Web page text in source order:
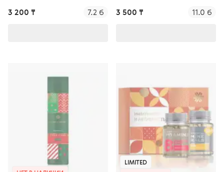
3 200 ₸ 7.2 б 3 500 ₸ 11.0 б
LIMITED